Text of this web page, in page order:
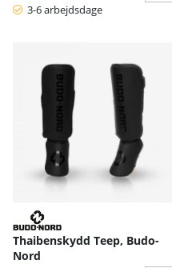
3-6 arbejdsdage
Thaibenskydd Teep, Budo-
Nord